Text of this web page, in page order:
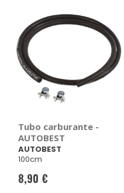
Tubo carburante -
AUTOBEST
AUTOBEST
100cm
8,90 €